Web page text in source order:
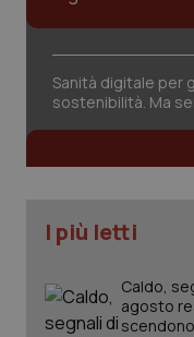
Salute orale
Sangue &
Tiroide
Tumore ovarico
Tumori del
Sanità digitale per
sostenibilità. Ma
I più letti
Caldo,
agosto